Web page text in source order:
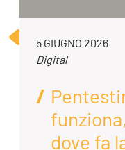
5 GIUGNO 2026
Digital
dove fa